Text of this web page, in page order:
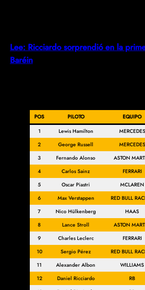
Lee: Ricciardo sorprendió en la
Baréin
POS PILOTO EQUIPO
1
Lewis Hamilton MERCEDES
2
George Russell MERCEDES
3
Fernando Alonso ASTON
4
Carlos Sainz FERRARI
5
Oscar Piastri MCLAREN
6
Max Verstappen RED BULL
7
Nico Hülkenberg HAAS
8
Lance Stroll ASTON
9
Charles Leclerc FERRARI
10
Sergio Pérez RED BULL
11
Alexander Albon WILLIAMS
12
Daniel Ricciardo RB